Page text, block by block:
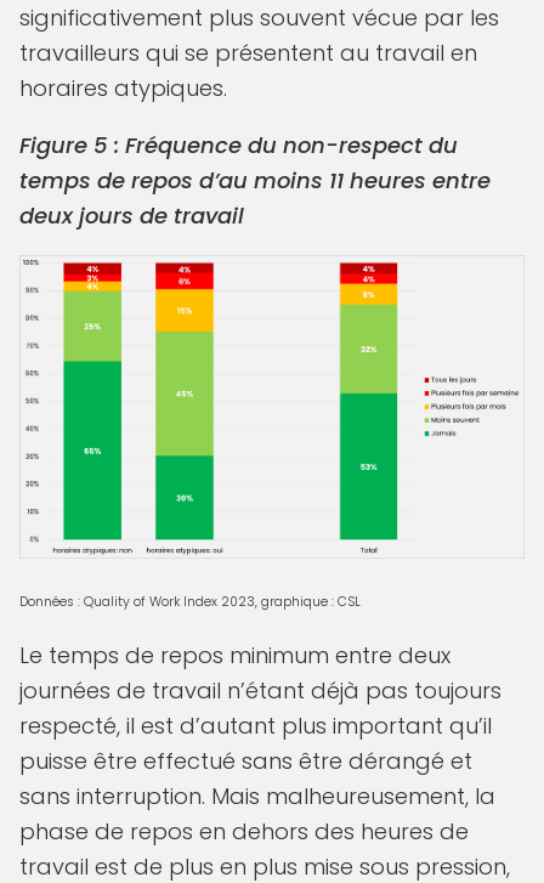
significativement plus souvent vécue par les
travailleurs qui se présentent au travail en
horaires atypiques.
Figure 5 : Fréquence du non-respect du
temps de repos d’au moins 11 heures entre
deux jours de travail
Données : Quality of Work Index 2023, graphique : CSL
Le temps de repos minimum entre deux
journées de travail n’étant déjà pas toujours
respecté, il est d’autant plus important qu’il
puisse être effectué sans être dérangé et
sans interruption. Mais malheureusement, la
phase de repos en dehors des heures de
travail est de plus en plus mise sous pression,